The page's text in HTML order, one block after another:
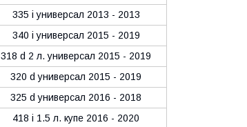
335 i универсал 2013 - 2013
340 i универсал 2015 - 2019
318 d 2 л. универсал 2015 - 2019
320 d универсал 2015 - 2019
325 d универсал 2016 - 2018
418 i 1.5 л. купе 2016 - 2020